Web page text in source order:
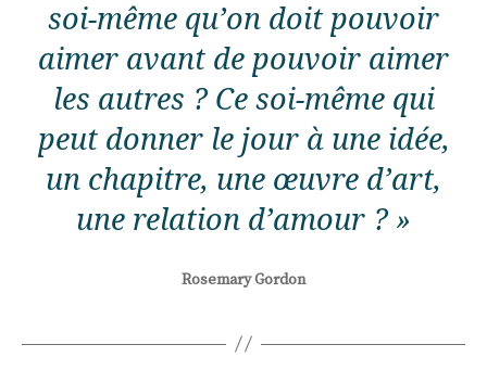
soi-même qu’on doit pouvoir
aimer avant de pouvoir aimer
les autres ? Ce soi-même qui
peut donner le jour à une idée,
un chapitre, une œuvre d’art,
une relation d’amour ? »
Rosemary Gordon